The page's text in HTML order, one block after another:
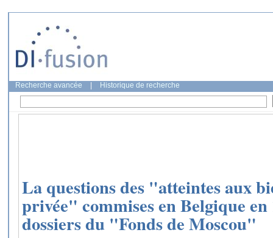
Recherche avancée Historique de recherche
La questions des "atteintes aux
privée" commises en Belgique
dossiers du "Fonds de Moscou"